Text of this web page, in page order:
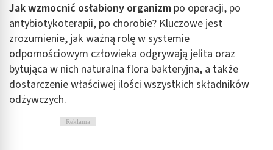
Jak wzmocnić osłabiony organizm po operacji, po
antybiotykoterapii, po chorobie? Kluczowe jest
zrozumienie, jak ważną rolę w systemie
odpornościowym człowieka odgrywają jelita oraz
bytująca w nich naturalna flora bakteryjna, a także
dostarczenie właściwej ilości wszystkich składników
odżywczych.
Reklama